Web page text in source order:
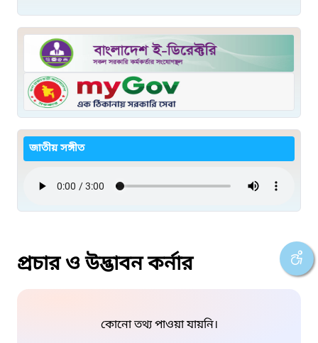
জাতীয় সঙ্গীত
প্রচার ও উদ্ভাবন কর্নার
কোনো তথ্য পাওয়া যায়নি।